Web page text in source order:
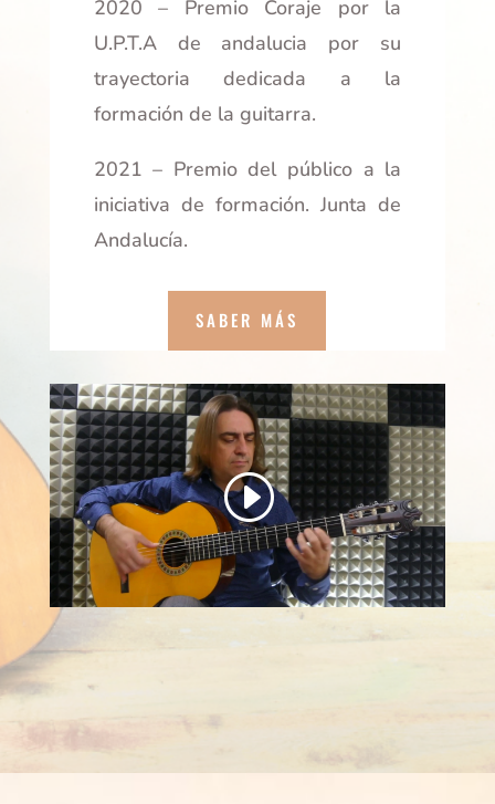
2020 – Premio Coraje por la
U.P.T.A de andalucia por su
trayectoria dedicada a la
formación de la guitarra.
2021 – Premio del público a la
iniciativa de formación. Junta de
Andalucía.
SABER MÁS